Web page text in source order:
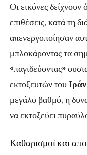
Οι εικόνες δείχνουν
επιθέσεις, κατά τη
απενεργοποίησαν
μπλοκάροντας τα
«παγιδεύοντας»
εκτοξευτών τουΙράν
μεγάλο βαθμό, η
να εκτοξεύει
Καθαρισμοί και